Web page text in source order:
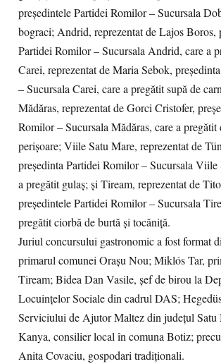
președintele Partidei Romilor – Sucursala
bograci; Andrid, reprezentat de Lajos Boros,
Partidei Romilor – Sucursala Andrid, care a
Carei, reprezentat de Maria Sebok,
– Sucursala Carei, care a pregătit supă de
Mădăras, reprezentat de Gorci Cristofer,
Romilor – Sucursala Mădăras, care a pregătit
perișoare; Viile Satu Mare, reprezentat de
președinta Partidei Romilor – Sucursala Viile
a pregătit gulaș; și Tiream, reprezentat de
președintele Partidei Romilor – Sucursala
pregătit ciorbă de burtă și tocăniță.
Juriul concursului gastronomic a fost format
primarul comunei Orașu Nou; Miklós Tar,
Tiream; Bidea Dan Vasile, șef de birou la
Locuințelor Sociale din cadrul DAS;
Serviciului de Ajutor Maltez din județul Satu
Kanya, consilier local în comuna Botiz;
Anita Covaciu, gospodari tradiționali.